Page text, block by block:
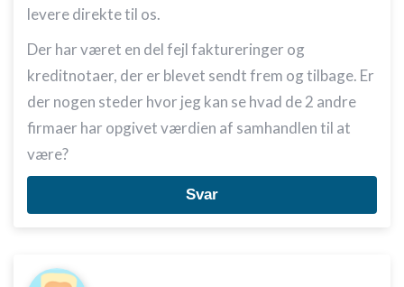
levere direkte til os.
Der har været en del fejl faktureringer og
kreditnotaer, der er blevet sendt frem og tilbage. Er
der nogen steder hvor jeg kan se hvad de 2 andre
firmaer har opgivet værdien af samhandlen til at
være?
Svar